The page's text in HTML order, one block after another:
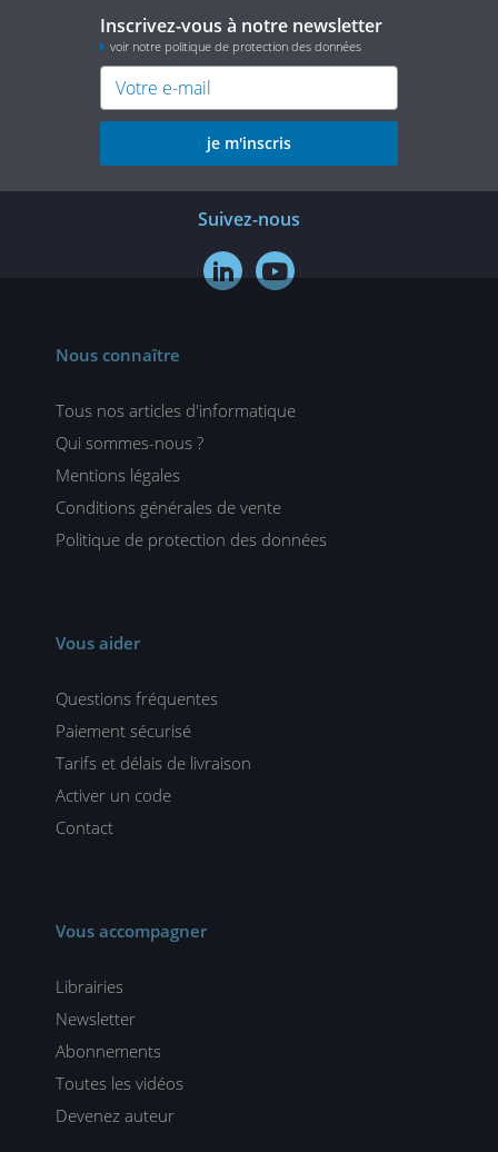
Inscrivez-vous à notre newsletter
voir notre politique de protection des données
je m'inscris
Suivez-nous
 
Nous connaître
Tous nos articles d'informatique
Qui sommes-nous ?
Mentions légales
Conditions générales de vente
Politique de protection des données
Vous aider
Questions fréquentes
Paiement sécurisé
Tarifs et délais de livraison
Activer un code
Contact
Vous accompagner
Librairies
Newsletter
Abonnements
Toutes les vidéos
Devenez auteur